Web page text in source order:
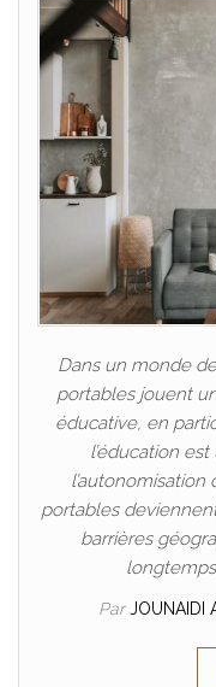
Dans un monde
portables jouent
éducative, en
l’éducation
portables
barrières
ParJOUNAIDI